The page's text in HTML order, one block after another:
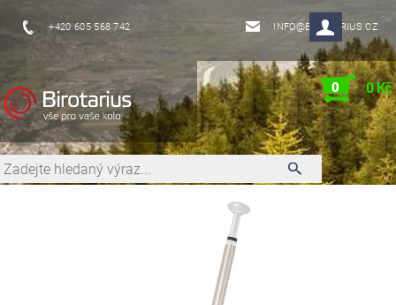
+420 605 568 742 INFO@BIROTARIUS.CZ
0 0 Kč